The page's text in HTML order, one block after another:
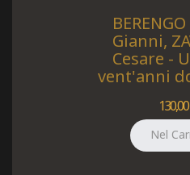
Gianni,
Cesare -
vent'anni